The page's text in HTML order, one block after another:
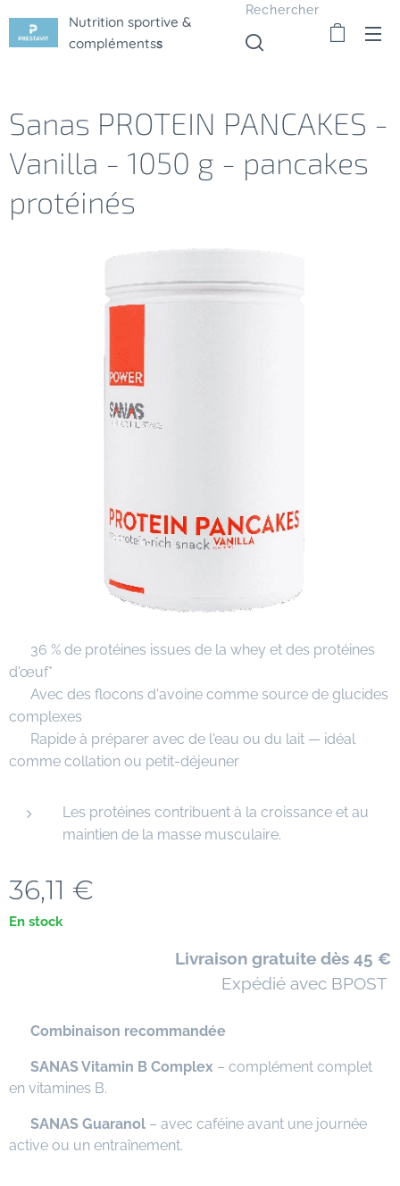
Nutrition sportive &
complémentss
Rechercher
Sanas PROTEIN PANCAKES -
Vanilla - 1050 g - pancakes
protéinés
✔ 36 % de protéines issues de la whey et des protéines
d'œuf*
✔ Avec des flocons d'avoine comme source de glucides
complexes
✔ Rapide à préparer avec de l'eau ou du lait — idéal
comme collation ou petit-déjeuner
Les protéines contribuent à la croissance et au
maintien de la masse musculaire.
36,11 €
En stock
Livraison gratuite dès 45 €
📦 Expédié avec BPOST
Combinaison recommandée
SANAS Vitamin B Complex – complément complet
en vitamines B.
SANAS Guaranol – avec caféine avant une journée
active ou un entraînement.